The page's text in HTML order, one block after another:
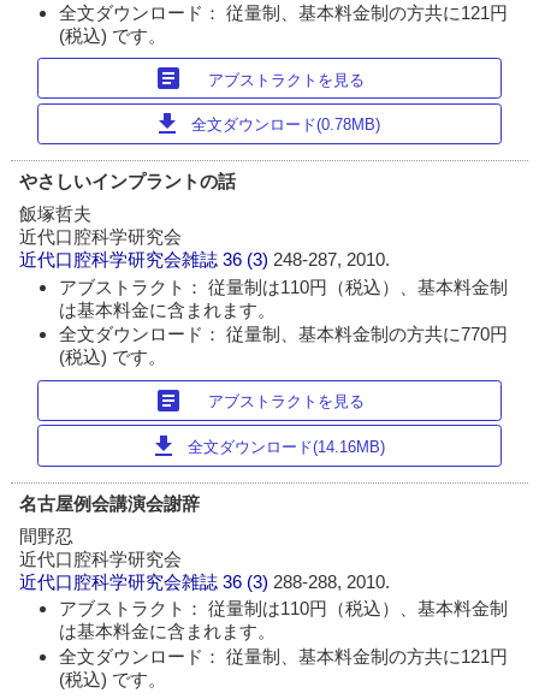
全文ダウンロード： 従量制、基本料金制の方共に121円
(税込) です。
article アブストラクトを見る
download 全文ダウンロード(0.78MB)
やさしいインプラントの話
飯塚哲夫
近代口腔科学研究会
近代口腔科学研究会雑誌 36 (3) 248-287, 2010.
アブストラクト： 従量制は110円（税込）、基本料金制
は基本料金に含まれます。
全文ダウンロード： 従量制、基本料金制の方共に770円
(税込) です。
article アブストラクトを見る
download 全文ダウンロード(14.16MB)
名古屋例会講演会謝辞
間野忍
近代口腔科学研究会
近代口腔科学研究会雑誌 36 (3) 288-288, 2010.
アブストラクト： 従量制は110円（税込）、基本料金制
は基本料金に含まれます。
全文ダウンロード： 従量制、基本料金制の方共に121円
(税込) です。